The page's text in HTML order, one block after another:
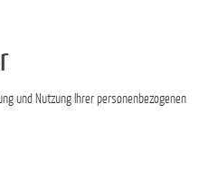
und Nutzung Ihrer personenbezogenen